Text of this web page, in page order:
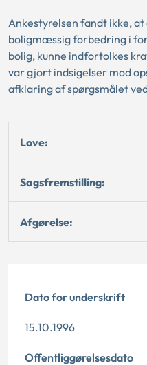
Ankestyrelsen fandt ikke,
boligmæssig forbedring i
bolig, kunne indfortolkes
var gjort indsigelser mod
afklaring af spørgsmålet
Love:
Sagsfremstilling:
Afgørelse:
Dato for underskrift
15.10.1996
Offentliggørelsesdato